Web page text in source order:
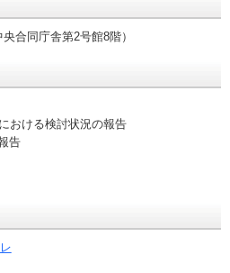
合同庁舎第2号館8階）
おける検討状況の報告
告